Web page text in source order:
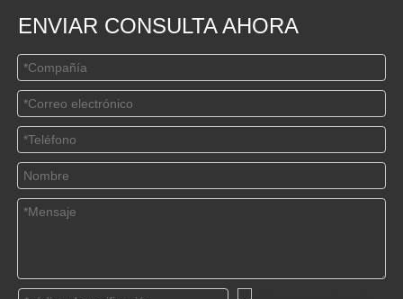
ENVIAR CONSULTA AHORA